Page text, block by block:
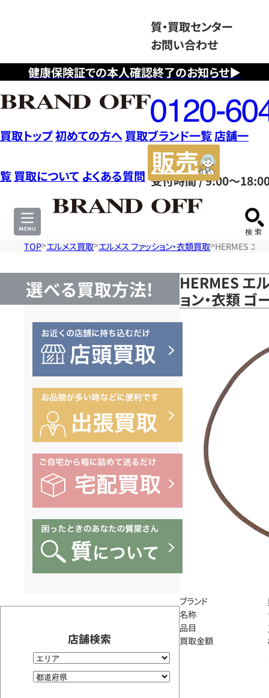
健康保険証での本人確認終了のお知らせ▶
質・買取センター
お問い合わせ
フ
リ
ー
ダ
イ
ヤ
ル
0120604117
受付時間 / 9:00～
買取トップ初めての方へ 買取ブランド一覧店舗一
覧 買取について よくある質問
サ
TOP エルメス買取 エルメス ファッション・衣類買取 HERMES エル
選べる買取方法!
店舗検索
HERMES エ
ョン・衣類 ゴ
ブランド
名称
品目
買取金額